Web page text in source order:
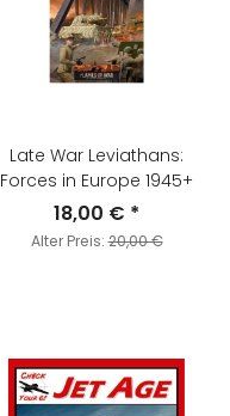
Late War Leviathans:
Forces in Europe 1945+
18,00 € *
Alter Preis:20,00 €